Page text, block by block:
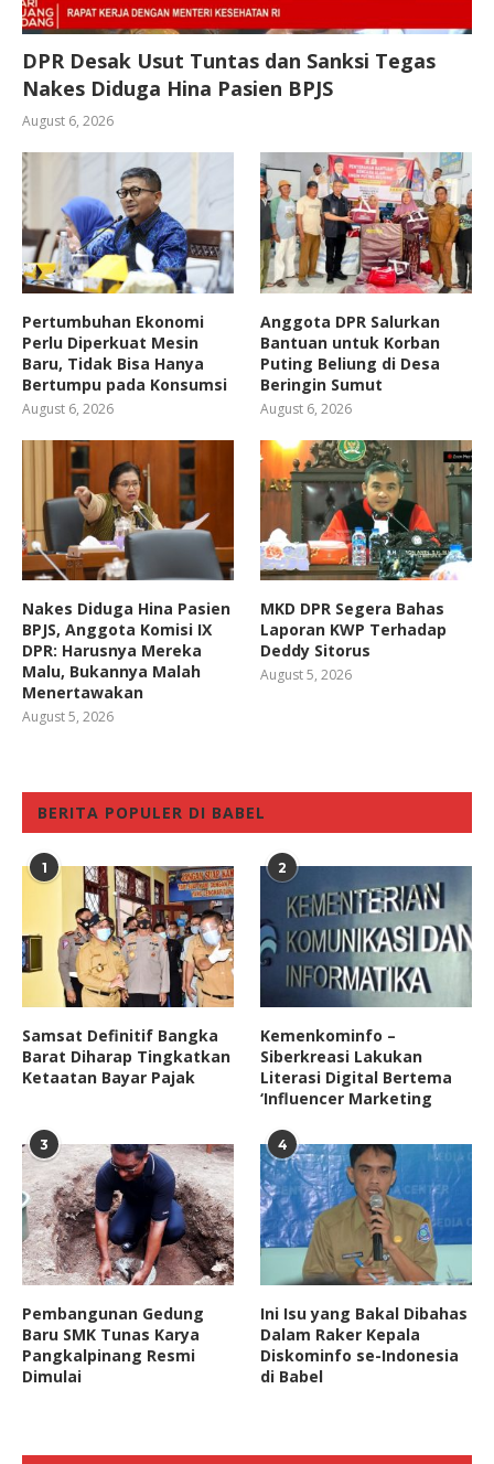
DPR Desak Usut Tuntas dan Sanksi Tegas
Nakes Diduga Hina Pasien BPJS
August 6, 2026
Pertumbuhan Ekonomi
Perlu Diperkuat Mesin
Baru, Tidak Bisa Hanya
Bertumpu pada Konsumsi
August 6, 2026
Anggota DPR Salurkan
Bantuan untuk Korban
Puting Beliung di Desa
Beringin Sumut
August 6, 2026
Nakes Diduga Hina Pasien
BPJS, Anggota Komisi IX
DPR: Harusnya Mereka
Malu, Bukannya Malah
Menertawakan
August 5, 2026
MKD DPR Segera Bahas
Laporan KWP Terhadap
Deddy Sitorus
August 5, 2026
BERITA POPULER DI BABEL
1
Samsat Definitif Bangka
Barat Diharap Tingkatkan
Ketaatan Bayar Pajak
2
Kemenkominfo –
Siberkreasi Lakukan
Literasi Digital Bertema
‘Influencer Marketing
3
Pembangunan Gedung
Baru SMK Tunas Karya
Pangkalpinang Resmi
Dimulai
4
Ini Isu yang Bakal Dibahas
Dalam Raker Kepala
Diskominfo se-Indonesia
di Babel